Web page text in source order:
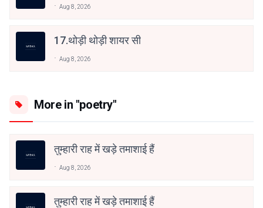
Aug 8, 2026
17.थोड़ी थोड़ी शायर सी
Aug 8, 2026
More in "poetry"
तुम्हारी राह में खड़े तमाशाई हैं
Aug 8, 2026
तुम्हारी राह में खड़े तमाशाई हैं